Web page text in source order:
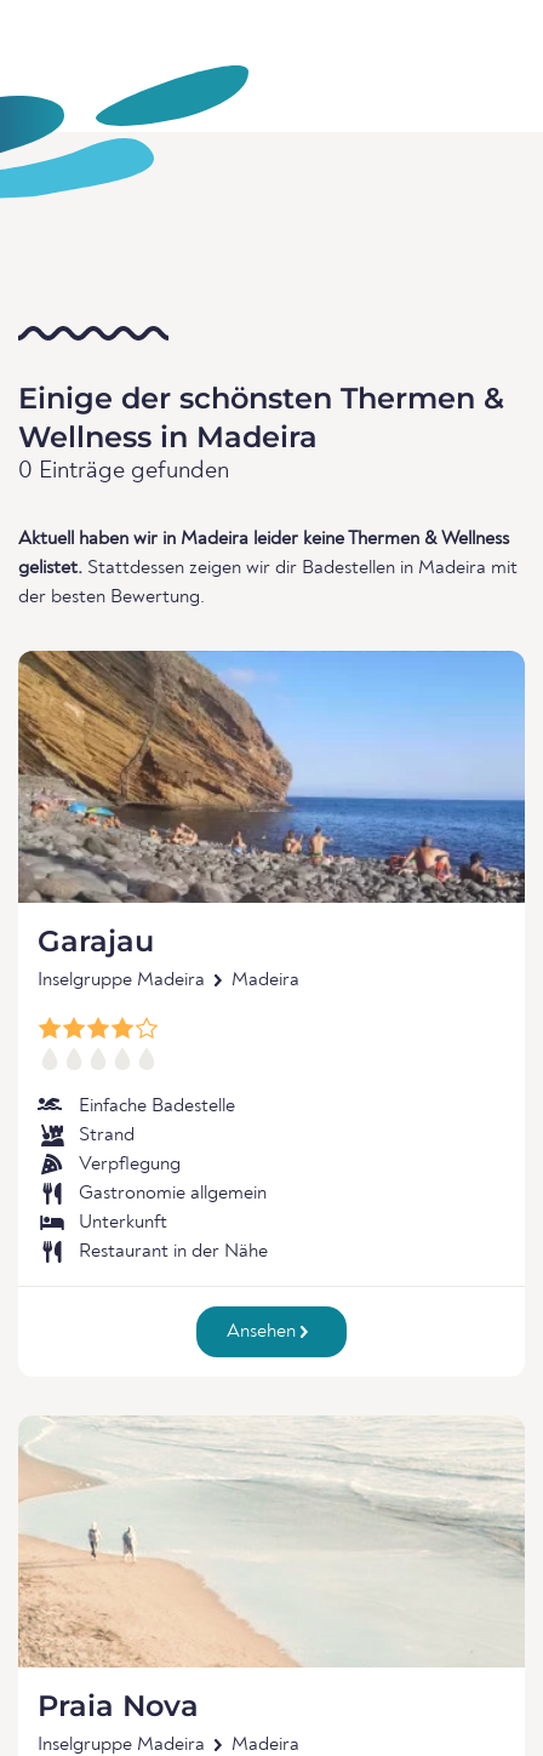
Einige der schönsten Thermen &
Wellness in Madeira
0 Einträge gefunden
Aktuell haben wir in Madeira leider keine Thermen & Wellness
gelistet. Stattdessen zeigen wir dir Badestellen in Madeira mit
der besten Bewertung.
Garajau
Inselgruppe Madeira Madeira
Einfache Badestelle
Strand
Verpflegung
Gastronomie allgemein
Unterkunft
Restaurant in der Nähe
Ansehen
Praia Nova
Inselgruppe Madeira Madeira